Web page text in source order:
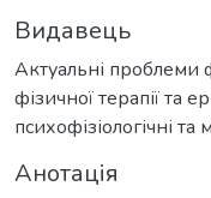
Видавець
Актуальні проблеми
фізичної терапії та
психофізіологічні та
Анотація